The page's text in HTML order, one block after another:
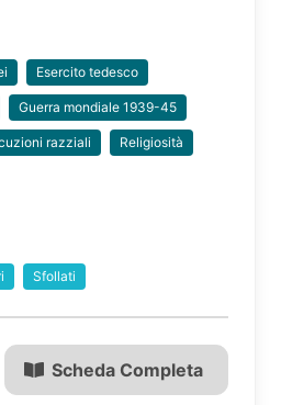
Esercito tedesco
Guerra mondiale 1939-45
razziali Religiosità
Sfollati
Scheda Completa